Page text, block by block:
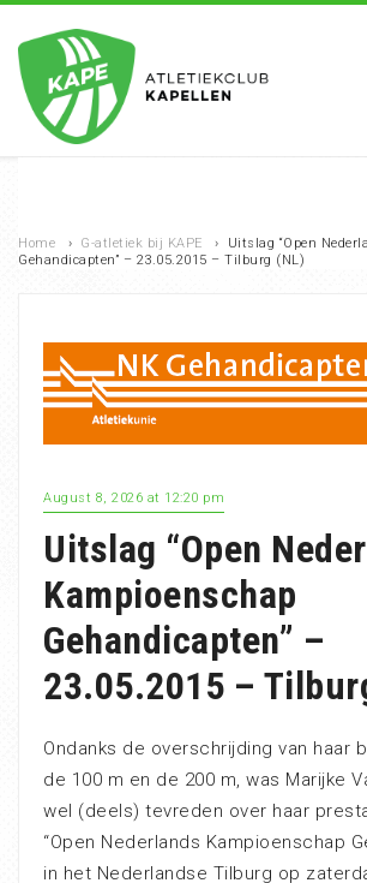
Home › G-atletiek bij KAPE ›
Uitslag “Open
Gehandicapten” – 23.05.2015 – Tilburg (NL)
August 8, 2026 at 12:20 pm
Uitslag “Open
Kampioenschap
Gehandicapten” –
23.05.2015 –
Ondanks de overschrijding van haar
de 100 m en de 200 m, was Marijke
wel (deels) tevreden over haar
“Open Nederlands Kampioenschap
in het Nederlandse Tilburg op